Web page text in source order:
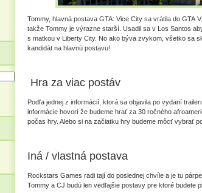
Tommy, hlavná postava GTA: Vice City sa vrátila do GTA
takže Tommy je výrazne starší. Usadil sa v Los Santos
s matkou v Liberty City. No ako býva zvykom, všetko sa
kandidát na hlavnú postavu!
Hra za viac postáv
Podľa jednej z informácií, ktorá sa objavila po vydaní
informácie hovorí že budeme hrať za 30 ročného
počas hry. Alebo si na začiatku hry budeme môcť vybrať
Iná / vlastná postava
Rockstars Games radi tají do poslednej chvíle a je tu
Tommy a CJ budú len vedľajšie postavy pre ktoré budete